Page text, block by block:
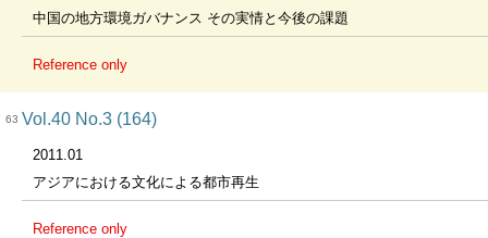
中国の地方環境ガバナンス その実情と今後の課題
Reference only
63 Vol.40 No.3 (164)
2011.01
アジアにおける文化による都市再生
Reference only